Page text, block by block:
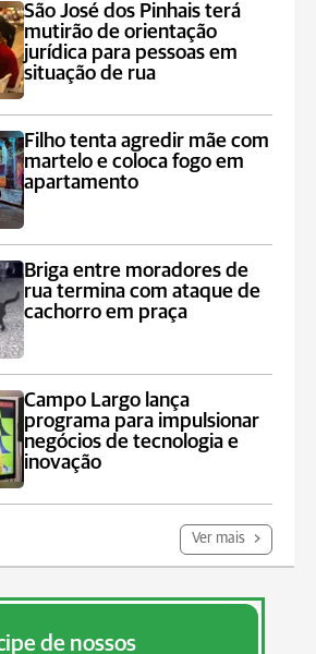
São José dos Pinhais terá
mutirão de orientação
jurídica para pessoas em
situação de rua
Filho tenta agredir mãe com
martelo e coloca fogo em
apartamento
Briga entre moradores de
rua termina com ataque de
cachorro em praça
Campo Largo lança
programa para impulsionar
negócios de tecnologia e
inovação
Ver mais
de nossos